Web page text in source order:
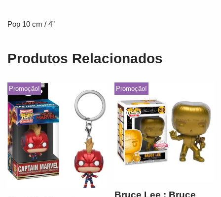
Pop 10 cm / 4”
Produtos Relacionados
Promoção! Promoção!
Bruce Lee : Bruce